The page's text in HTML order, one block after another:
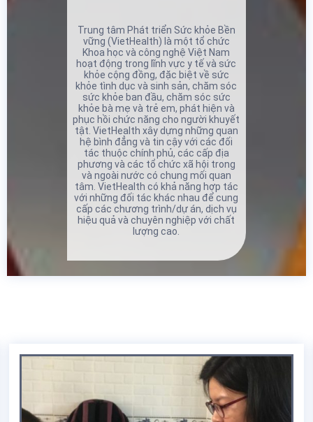
Trung tâm Phát triển Sức khỏe Bền
vững (VietHealth) là một tổ chức
Khoa học và công nghệ Việt Nam
hoạt động trong lĩnh vực y tế và sức
khỏe cộng đồng, đặc biệt về sức
khỏe tình dục và sinh sản, chăm sóc
sức khỏe ban đầu, chăm sóc sức
khỏe bà mẹ và trẻ em, phát hiện và
phục hồi chức năng cho người khuyết
tật. VietHealth xây dựng những quan
hệ bình đẳng và tin cậy với các đối
tác thuộc chính phủ, các cấp địa
phương và các tổ chức xã hội trong
và ngoài nước có chung mối quan
tâm. VietHealth có khả năng hợp tác
với những đối tác khác nhau để cung
cấp các chương trình/dự án, dịch vụ
hiệu quả và chuyên nghiệp với chất
lượng cao.